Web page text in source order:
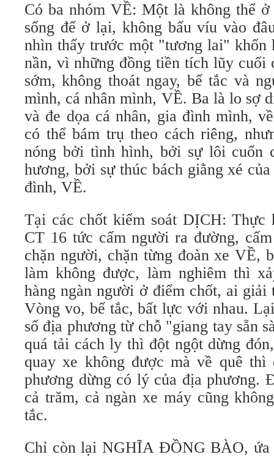
Có ba nhóm VỀ: Một là không thể
sống để ở lại, không bấu víu vào
nhìn thấy trước một "tương lai"
nần, vì những đồng tiền tích lũy cuối
sớm, không thoát ngay, bế tắc và
mình, cá nhân mình, VỀ. Ba là lo sợ
và đe dọa cá nhân, gia đình mình,
có thể bám trụ theo cách riêng,
nóng bởi tình hình, bởi sự lôi cuốn
hương, bởi sự thúc bách giằng xé
đình, VỀ.
Tại các chốt kiểm soát DỊCH: Thực
CT 16 tức cấm người ra đường,
chặn người, chặn từng đoàn xe VỀ,
làm không được, làm nghiêm thì
hàng ngàn người ở điểm chốt, ai giải
Vòng vo, bế tắc, bất lực với nhau.
số địa phương từ chỗ "giang tay sẵn
quá tải cách ly thì đột ngột dừng
quay xe không được mà về quê
phương dừng có lý của địa phương.
cả trăm, cả ngàn xe máy cũng
tắc.
Chỉ còn lại NGHĨA ĐỒNG BÀO, ứa